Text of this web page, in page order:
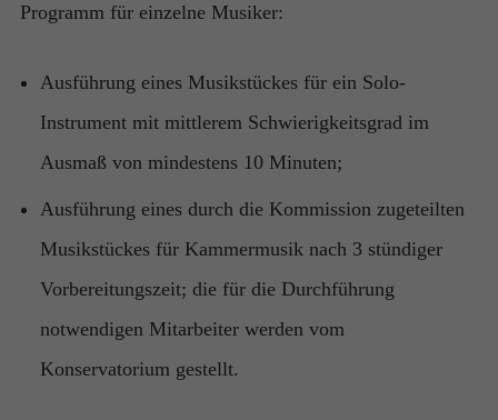
Programm für einzelne Musiker:
Ausführung eines Musikstückes für ein Solo-
Instrument mit mittlerem Schwierigkeitsgrad im
Ausmaß von mindestens 10 Minuten;
Ausführung eines durch die Kommission zugeteilten
Musikstückes für Kammermusik nach 3 stündiger
Vorbereitungszeit; die für die Durchführung
notwendigen Mitarbeiter werden vom
Konservatorium gestellt.
Cookies
optional. Sie
benötigt,
Website
Damit wir die